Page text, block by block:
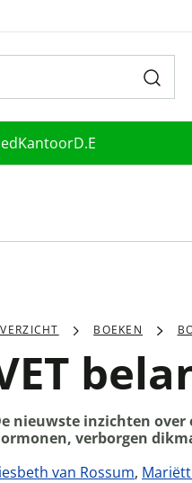
KantoorD.E
BOEKEN
nieuwste inzichten
verborgen
van Rossum,